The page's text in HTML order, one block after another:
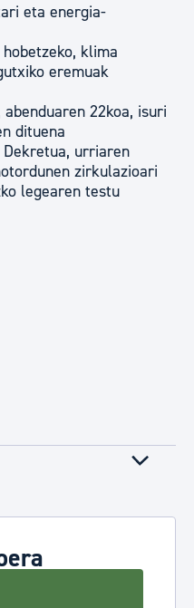
eta energia-
klima
eremuak
22koa, isuri
dituena
urriaren
zirkulazioari
legearen testu